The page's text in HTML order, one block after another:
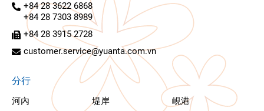
+84 28 3622 6868
+84 28 7303 8989
+84 28 3915 2728
customer.service@yuanta.com.vn
分行
河內 堤岸
峴港